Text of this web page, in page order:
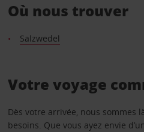
Où nous trouver
Salzwedel
Votre voyage
Dès votre arrivée, nous sommes
besoins. Que vous ayez envie